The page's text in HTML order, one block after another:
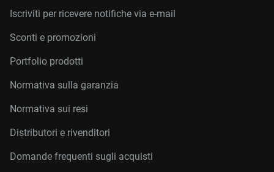
Iscriviti per ricevere notifiche via e-mail
Sconti e promozioni
Portfolio prodotti
Normativa sulla garanzia
Normativa sui resi
Distributori e rivenditori
Domande frequenti sugli acquisti